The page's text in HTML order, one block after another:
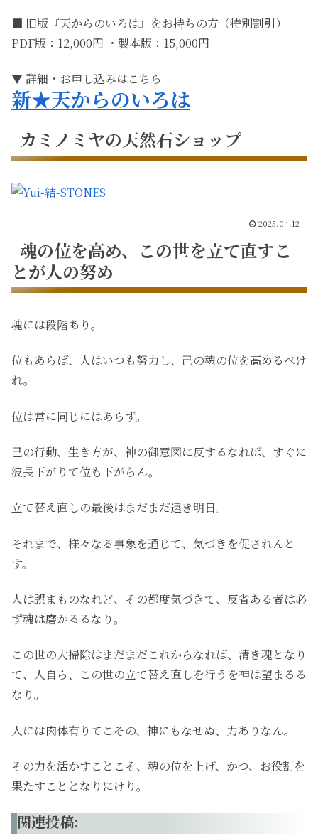
■ 旧版『天からのいろは』をお持ちの方（特別割引）
PDF版：12,000円 ・製本版：15,000円
▼ 詳細・お申し込みはこちら
新★天からのいろは
カミノミヤの天然石ショップ
2025.04.12
魂の位を高め、この世を立て直すこ
とが人の努め
魂には段階あり。
位もあらば、人はいつも努力し、己の魂の位を高めるべけ
れ。
位は常に同じにはあらず。
己の行動、生き方が、神の御意図に反するなれば、すぐに
波長下がりて位も下がらん。
立て替え直しの最後はまだまだ遠き明日。
それまで、様々なる事象を通じて、気づきを促されんと
す。
人は誤まものなれど、その都度気づきて、反省ある者は必
ず魂は磨かるるなり。
この世の大掃除はまだまだこれからなれば、清き魂となり
て、人自ら、この世の立て替え直しを行うを神は望まるる
なり。
人には肉体有りてこその、神にもなせぬ、力ありなん。
その力を活かすことこそ、魂の位を上げ、かつ、お役割を
果たすこととなりにけり。
関連投稿: